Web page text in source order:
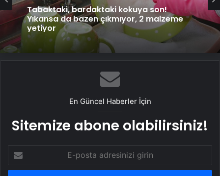
Tabaktaki, bardaktaki kokuya son!
Yıkansa da bazen çıkmıyor, 2 malzeme
yetiyor
En Güncel Haberler İçin
Sitemize abone olabilirsiniz!
posta
adresinizi